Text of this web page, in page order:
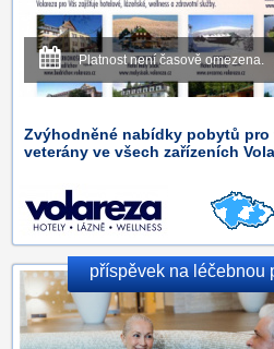
Platnost není časově omezena.
Zvýhodněné nabídky pobytů pro
veterány ve všech zařízeních
příspěvek na léčebnou